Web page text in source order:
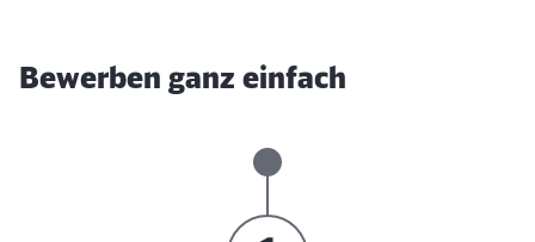
Bewerben ganz einfach